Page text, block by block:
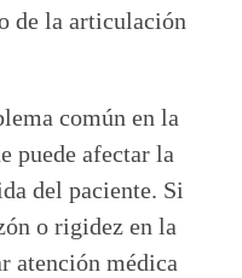
de la articulación
común en la
puede afectar la
del paciente. Si
o rigidez en la
atención médica